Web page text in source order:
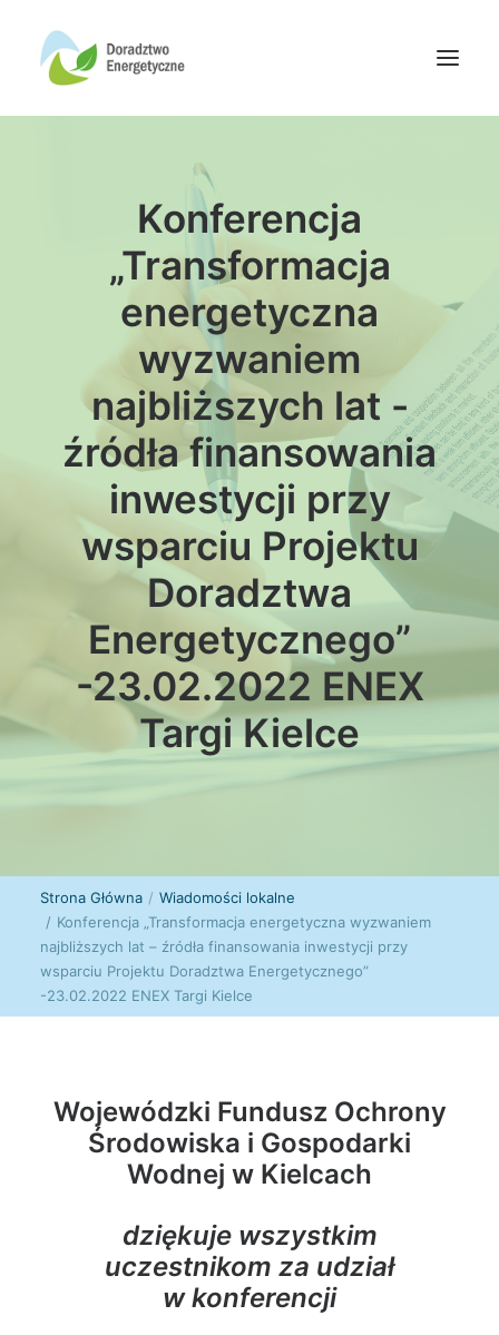
Wydarzenia
Oferta finansowania
Kontakt
Wyszukiwanie
Konferencja
„Transformacja
energetyczna
wyzwaniem
najbliższych lat -
źródła finansowania
inwestycji przy
wsparciu Projektu
Doradztwa
Energetycznego”
-23.02.2022 ENEX
Targi Kielce
Strona Główna
Wiadomości lokalne
Konferencja „Transformacja energetyczna wyzwaniem
najbliższych lat – źródła finansowania inwestycji przy
wsparciu Projektu Doradztwa Energetycznego”
-23.02.2022 ENEX Targi Kielce
Wojewódzki Fundusz Ochrony
Środowiska i Gospodarki
Wodnej w Kielcach
dziękuje wszystkim
uczestnikom za udział
w konferencji